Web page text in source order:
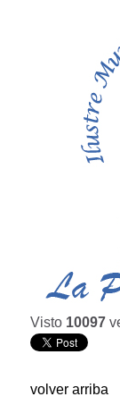
Visto 10097
volver arriba